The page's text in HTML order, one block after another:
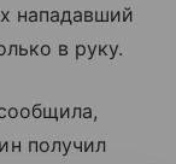
нападавший
в руку.
получил